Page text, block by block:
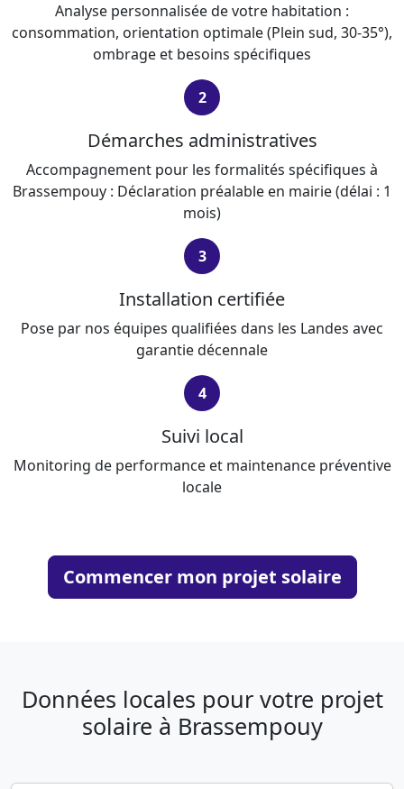
Analyse personnalisée de votre habitation :
consommation, orientation optimale (Plein sud, 30-35°),
ombrage et besoins spécifiques
2
Démarches administratives
Accompagnement pour les formalités spécifiques à
Brassempouy : Déclaration préalable en mairie (délai : 1
mois)
3
Installation certifiée
Pose par nos équipes qualifiées dans les Landes avec
garantie décennale
4
Suivi local
Monitoring de performance et maintenance préventive
locale
Commencer mon projet solaire
Données locales pour votre projet
solaire à Brassempouy